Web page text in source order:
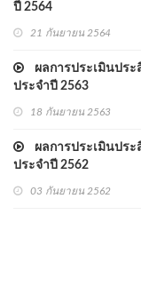
ปี 2564
21 กันยายน 2564
ผลการประเมินประ
ประจำปี 2563
18 กันยายน 2563
ผลการประเมินประ
ประจำปี 2562
03 กันยายน 2562